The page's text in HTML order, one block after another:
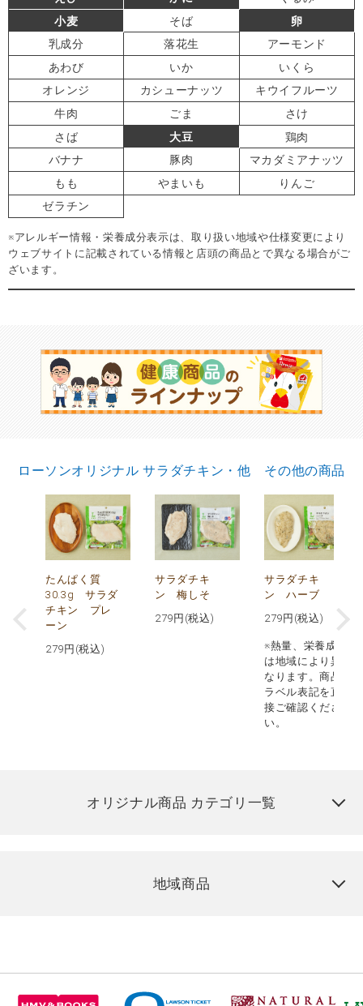
小麦
そば
卵
乳成分
落花生
アーモンド
あわび
いか
いくら
オレンジ
カシューナッツ
キウイフルーツ
牛肉
ごま
さけ
さば
大豆
鶏肉
バナナ
豚肉
マカダミアナッツ
もも
やまいも
りんご
ゼラチン
※アレルギー情報・栄養成分表示は、取り扱い地域や仕様変更により
ウェブサイトに記載されている情報と店頭の商品とで異なる場合がご
ざいます。
ローソンオリジナル サラダチキン・他 その他の商品
たんぱく質
30.3g サラダ
チキン プレ
ーン
279 円(税込)
サラダチキ
ン 梅しそ
279 円(税込)
サラダチキ
ン ハーブ
279 円(税込)
※熱量、栄養成分
は地域により異
なります。商品
ラベル表記を直
接ご確認くださ
い。
オリジナル商品 カテゴリ一覧
地域商品